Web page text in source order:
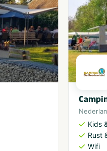
Kids
Rust
Wifi